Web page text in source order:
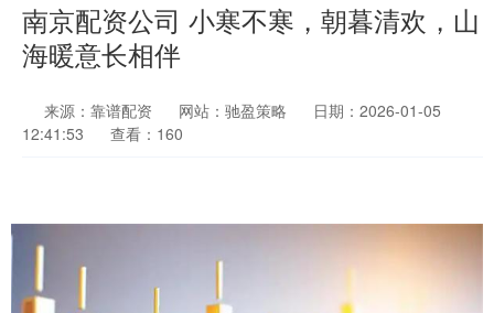
南京配资公司 小寒不寒，朝暮清欢，山
海暖意长相伴
来源：靠谱配资 网站：驰盈策略
日期：2026-01-05
12:41:53
查看：160